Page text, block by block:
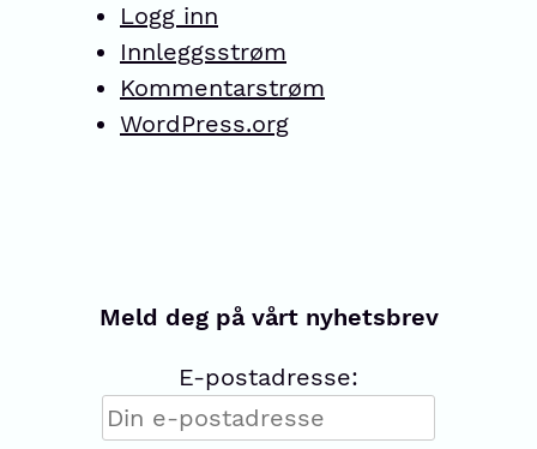
Logg inn
Innleggsstrøm
Kommentarstrøm
WordPress.org
Meld deg på vårt nyhetsbrev
E-postadresse: